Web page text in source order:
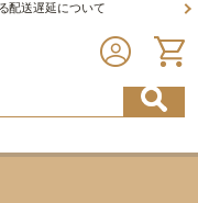
配送遅延について